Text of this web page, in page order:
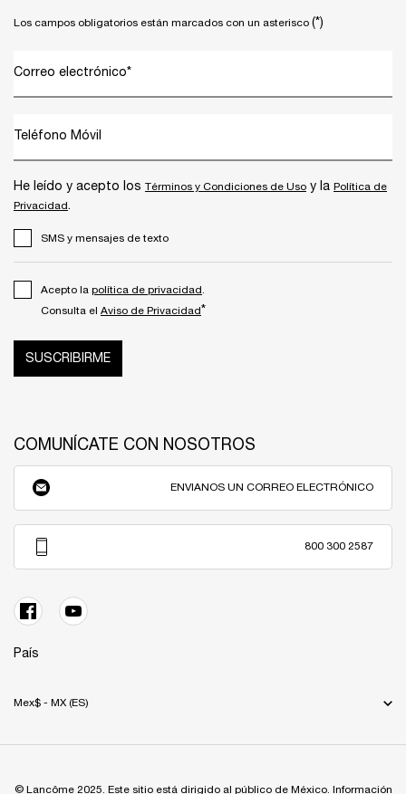
Los campos obligatorios están marcados con un asterisco (*)
Correo electrónico*
Teléfono Móvil
He leído y acepto los Términos y Condiciones de Uso y la Política de
Privacidad.
SMS y mensajes de texto
Acepto la política de privacidad
Consulta el Aviso de Privacidad*
SUSCRIBIRME
COMUNÍCATE CON NOSOTROS
ENVIANOS UN CORREO ELECTRÓNICO
800 300 2587
País
Mex$ - MX (ES)
© Lancôme 2025. Este sitio está dirigido al público de México. Información